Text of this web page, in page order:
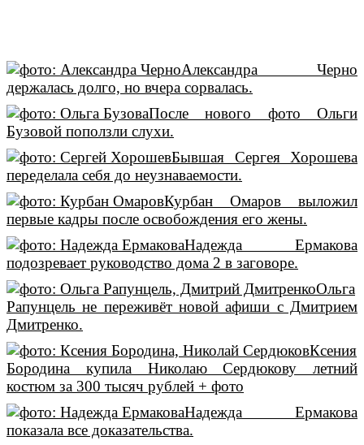
Александра Черно
держалась долго, но вчера сорвалась.
После нового фото Ольги
Бузовой поползли слухи.
Бывшая Сергея Хорошева
переделала себя до неузнаваемости.
Курбан Омаров выложил
первые кадры после освобождения его жены.
Надежда Ермакова
подозревает руководство дома 2 в заговоре.
Ольга
Рапунцель не переживёт новой афиши с Дмитрием
Дмитренко.
Ксения
Бородина купила Николаю Сердюкову летний
костюм за 300 тысяч рублей + фото
Надежда Ермакова
показала все доказательства.